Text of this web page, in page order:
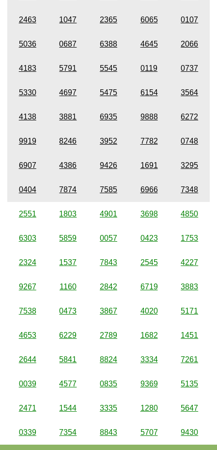
2463 1047 2365 6065 0107
5036 0687 6388 4645 2066
4183 5791 5545 0119 0737
5330 4697 5475 6154 3564
4138 3881 6935 9888 6272
9919 8246 3952 7782 0748
6907 4386 9426 1691 3295
0404 7874 7585 6966 7348
2551 1803 4901 3698 4850
6303 5859 0057 0423 1753
2324 1537 7843 2545 4227
9267 1160 2842 6719 3883
7538 0473 3867 4020 5171
4653 6229 2789 1682 1451
2644 5841 8824 3334 7261
0039 4577 0835 9369 5135
2471 1544 3335 1280 5647
0339 7354 8843 5707 9430